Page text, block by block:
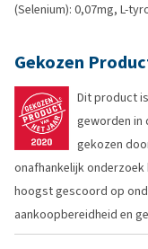
(Selenium): 0,07mg, L-
Gekozen
Dit product
geworden in
gekozen
onafhankelijk onderzoek
hoogst gescoord op
aankoopbereidheid en